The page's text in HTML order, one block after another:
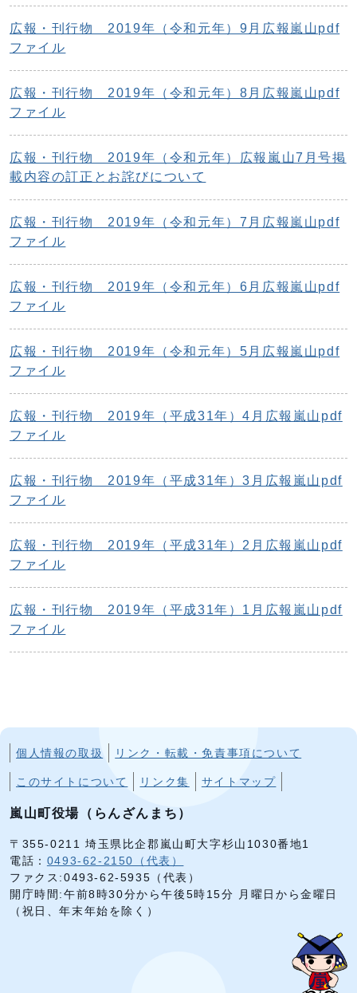
広報・刊行物 2019年（令和元年）9月広報嵐山pdf
ファイル
広報・刊行物 2019年（令和元年）8月広報嵐山pdf
ファイル
広報・刊行物 2019年（令和元年）広報嵐山7月号掲
載内容の訂正とお詫びについて
広報・刊行物 2019年（令和元年）7月広報嵐山pdf
ファイル
広報・刊行物 2019年（令和元年）6月広報嵐山pdf
ファイル
広報・刊行物 2019年（令和元年）5月広報嵐山pdf
ファイル
広報・刊行物 2019年（平成31年）4月広報嵐山pdf
ファイル
広報・刊行物 2019年（平成31年）3月広報嵐山pdf
ファイル
広報・刊行物 2019年（平成31年）2月広報嵐山pdf
ファイル
広報・刊行物 2019年（平成31年）1月広報嵐山pdf
ファイル
個人情報の取扱 リンク・転載・免責事項について
このサイトについて リンク集 サイトマップ
嵐山町役場（らんざんまち）
〒355-0211 埼玉県比企郡嵐山町大字杉山1030番地1
電話： 0493-62-2150（代表）
ファクス:0493-62-5935（代表）
開庁時間:午前8時30分から午後5時15分 月曜日から金曜日
（祝日、年末年始を除く）